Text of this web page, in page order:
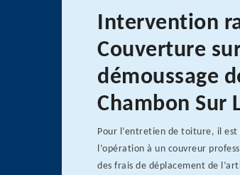
Intervention
Couverture
démoussage
Chambon Sur
Pour l’entretien de toiture, il
l’opération à un couvreur
des frais de déplacement de